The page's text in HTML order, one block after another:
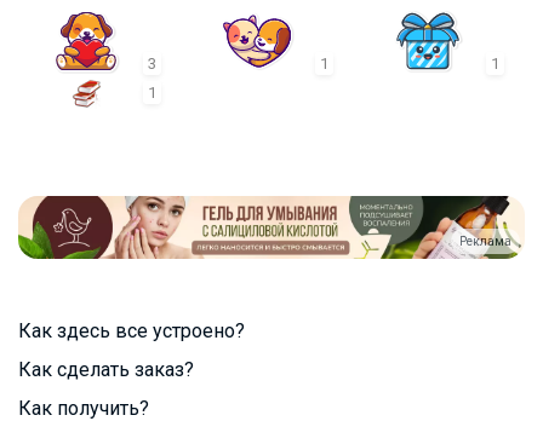
3 1
1
1
Реклама
Как здесь все устроено?
Как сделать заказ?
Как получить?